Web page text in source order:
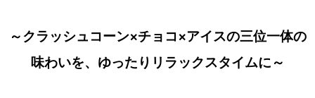
～クラッシュコーン×チョコ×アイスの三位一体の
味わいを、ゆったりリラックスタイムに～